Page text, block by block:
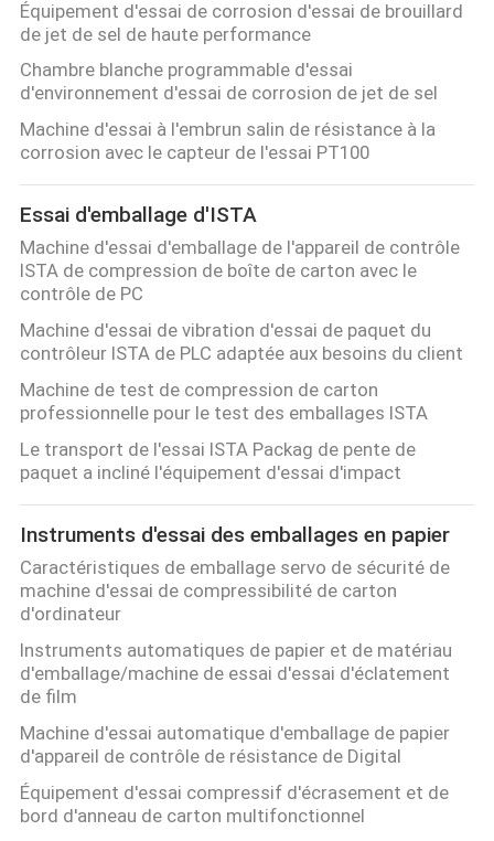
Équipement d'essai de corrosion d'essai de brouillard
de jet de sel de haute performance
Chambre blanche programmable d'essai
d'environnement d'essai de corrosion de jet de sel
Machine d'essai à l'embrun salin de résistance à la
corrosion avec le capteur de l'essai PT100
Essai d'emballage d'ISTA
Machine d'essai d'emballage de l'appareil de contrôle
ISTA de compression de boîte de carton avec le
contrôle de PC
Machine d'essai de vibration d'essai de paquet du
contrôleur ISTA de PLC adaptée aux besoins du client
Machine de test de compression de carton
professionnelle pour le test des emballages ISTA
Le transport de l'essai ISTA Packag de pente de
paquet a incliné l'équipement d'essai d'impact
Instruments d'essai des emballages en papier
Caractéristiques de emballage servo de sécurité de
machine d'essai de compressibilité de carton
d'ordinateur
Instruments automatiques de papier et de matériau
d'emballage/machine de essai d'essai d'éclatement
de film
Machine d'essai automatique d'emballage de papier
d'appareil de contrôle de résistance de Digital
Équipement d'essai compressif d'écrasement et de
bord d'anneau de carton multifonctionnel